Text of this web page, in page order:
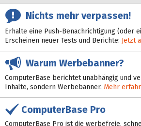
Nichts mehr verpassen!
Erhalte eine Push-Benachrichtigung (oder
Erscheinen neuer Tests und Berichte: Jetzt
Warum Werbebanner?
ComputerBase berichtet unabhängig und
Inhalte, sondern Werbebanner. Mehr
ComputerBase Pro
ComputerBase Pro ist die werbefreie,